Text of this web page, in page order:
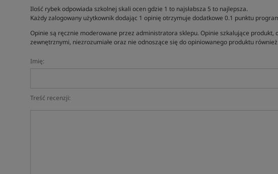
Ilość rybek odpowiada szkolnej skali ocen gdzie 1 to najsłabsza 5 to najlepsza.
Każdy zalogowany użytkownik dodając 1 opinię otrzymuje dodatkowe 0.1 punktu
Opinie są ręcznie moderowane przez administratora sklepu. Opinie szkalujące
zewnętrznymi, niezrozumiałe oraz nie odnoszące się do opiniowanego produktu
Imię:
Treść recenzji: